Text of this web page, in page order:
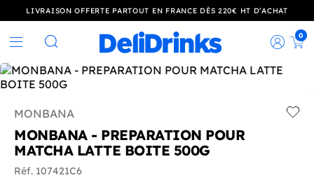
LIVRAISON OFFERTE PARTOUT EN FRANCE DÈS 220€ HT D’ACHAT
Rechercher
0
MONBANA
MONBANA - PREPARATION POUR
MATCHA LATTE BOITE 500G
Réf. 107421C6